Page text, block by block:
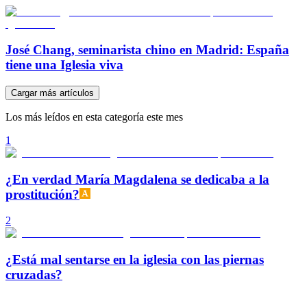
José Chang, seminarista chino en Madrid: España
tiene una Iglesia viva
Cargar más artículos
Los más leídos en esta categoría este mes
1
¿En verdad María Magdalena se dedicaba a la
prostitución?
2
¿Está mal sentarse en la iglesia con las piernas
cruzadas?